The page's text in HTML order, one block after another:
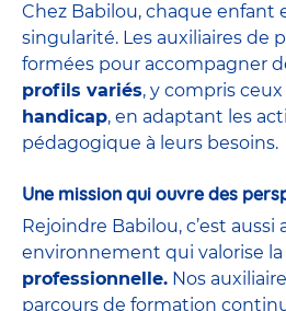
Chez Babilou, chaque enfant
singularité. Les auxiliaires de
formées pour accompagner
profils variés, y compris
handicap, en adaptant les
pédagogique à leurs besoins.
Une mission qui ouvre des
Rejoindre Babilou, c’est aussi
environnement qui valorise la
professionnelle. Nos
parcours de formation